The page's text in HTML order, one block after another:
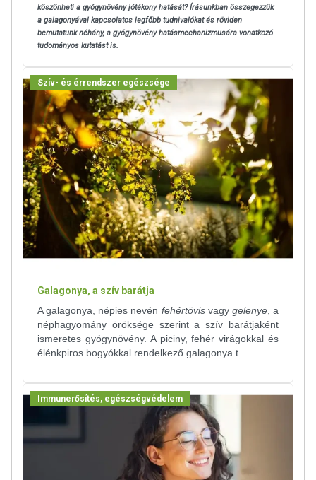
köszönheti a gyógynövény jótékony hatását? Írásunkban összegezzük
a galagonyával kapcsolatos legfőbb tudnivalókat és röviden
bemutatunk néhány, a gyógynövény hatásmechanizmusára vonatkozó
tudományos kutatást is.
Szív- és érrendszer egészsége
Galagonya, a szív barátja
A galagonya, népies nevén fehértövis vagy gelenye, a
néphagyomány öröksége szerint a szív barátjaként
ismeretes gyógynövény. A piciny, fehér virágokkal és
élénkpiros bogyókkal rendelkező galagonya t...
Immunerősítés, egészségvédelem